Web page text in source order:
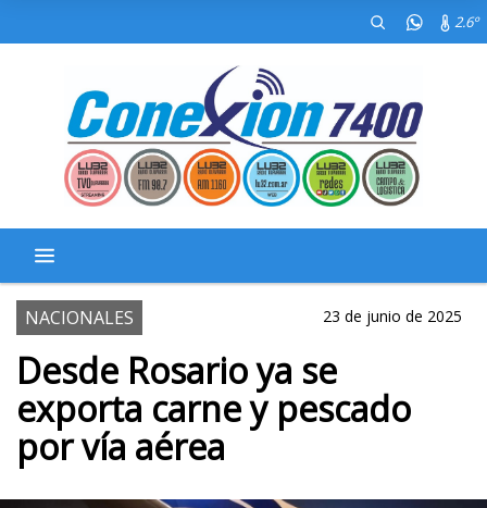
2.6º
NACIONALES 23 de junio de 2025
Desde Rosario ya se
exporta carne y pescado
por vía aérea